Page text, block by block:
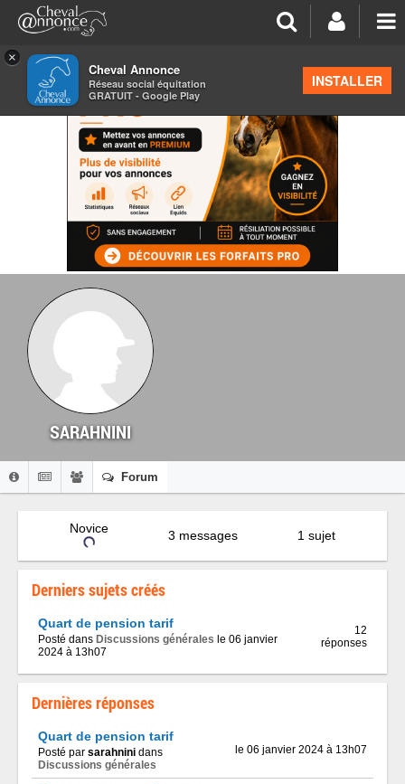
×
Cheval Annonce
Réseau social équitation
GRATUIT - Google Play
INSTALLER
SARAHNINI
Forum
Novice 3 messages 1 sujet
Derniers sujets créés
Quart de pension tarif
Posté dans Discussions générales le 06 janvier
2024 à 13h07
12
réponses
Dernières réponses
Quart de pension tarif
Posté par sarahnini dans
Discussions générales
le 06 janvier 2024 à 13h07